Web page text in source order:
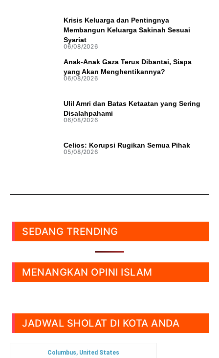
Krisis Keluarga dan Pentingnya
Membangun Keluarga Sakinah Sesuai
Syariat
06/08/2026
Anak-Anak Gaza Terus Dibantai, Siapa
yang Akan Menghentikannya?
06/08/2026
Ulil Amri dan Batas Ketaatan yang Sering
Disalahpahami
06/08/2026
Celios: Korupsi Rugikan Semua Pihak
05/08/2026
SEDANG TRENDING
MENANGKAN OPINI ISLAM
JADWAL SHOLAT DI KOTA ANDA